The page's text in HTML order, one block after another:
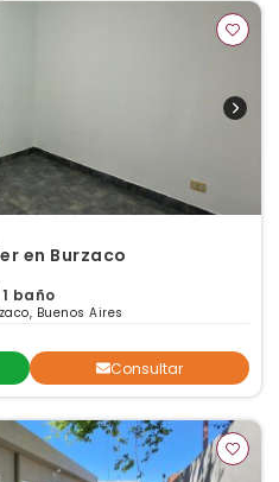
en Burzaco
baño
Buenos Aires
Consultar